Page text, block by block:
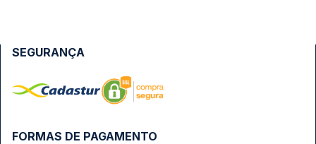
FORMAS DE PAGAMENTO
SEGURANÇA